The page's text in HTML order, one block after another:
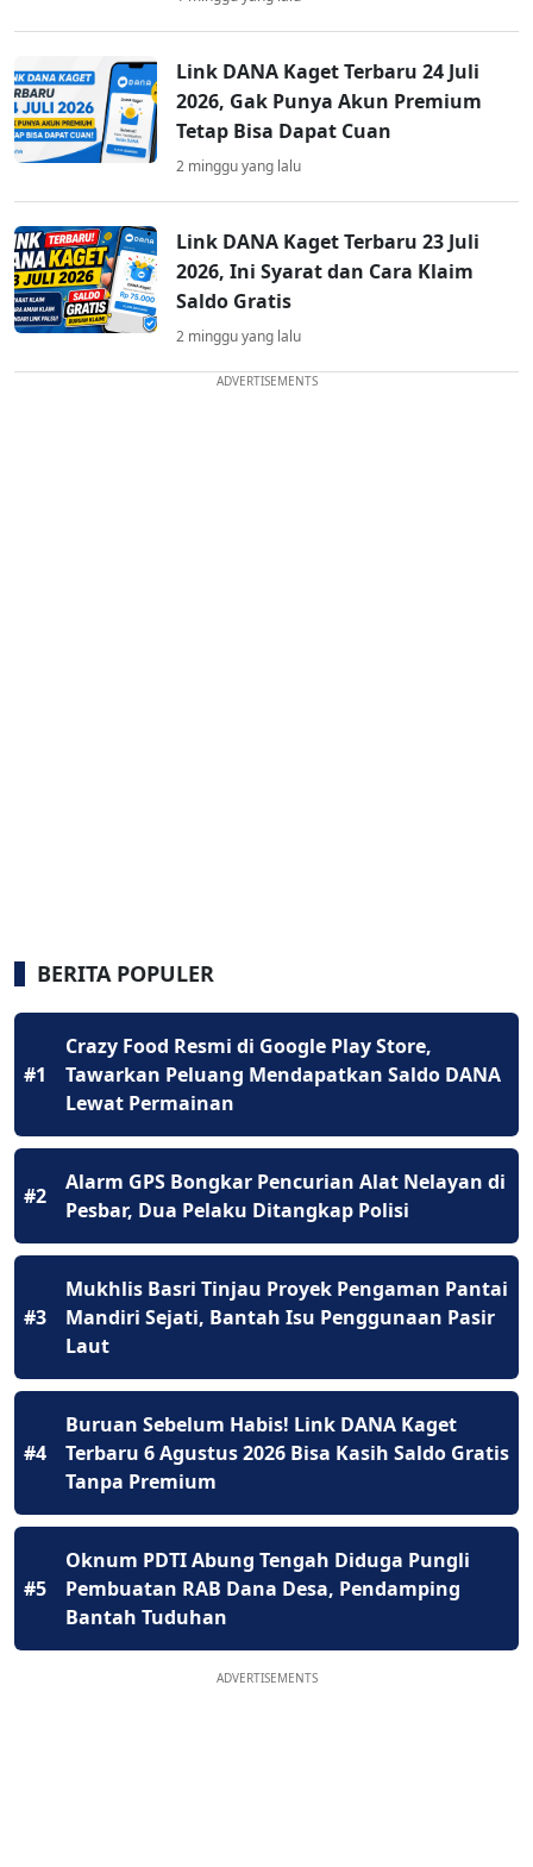
Link DANA Kaget Terbaru 24 Juli
2026, Gak Punya Akun Premium
Tetap Bisa Dapat Cuan
2 minggu yang lalu
Link DANA Kaget Terbaru 23 Juli
2026, Ini Syarat dan Cara Klaim
Saldo Gratis
2 minggu yang lalu
ADVERTISEMENTS
BERITA POPULER
#1
Crazy Food Resmi di Google Play Store,
Tawarkan Peluang Mendapatkan Saldo DANA
Lewat Permainan
#2
Alarm GPS Bongkar Pencurian Alat Nelayan di
Pesbar, Dua Pelaku Ditangkap Polisi
#3
Mukhlis Basri Tinjau Proyek Pengaman Pantai
Mandiri Sejati, Bantah Isu Penggunaan Pasir
Laut
#4
Buruan Sebelum Habis! Link DANA Kaget
Terbaru 6 Agustus 2026 Bisa Kasih Saldo Gratis
Tanpa Premium
#5
Oknum PDTI Abung Tengah Diduga Pungli
Pembuatan RAB Dana Desa, Pendamping
Bantah Tuduhan
ADVERTISEMENTS